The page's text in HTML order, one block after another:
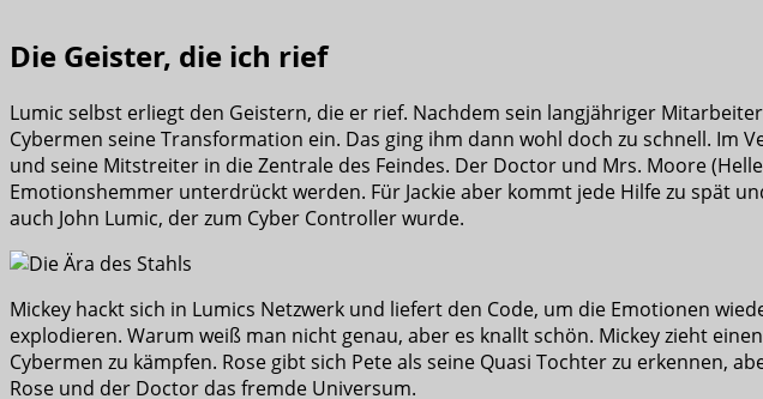
Die Geister, die ich rief
Lumic selbst erliegt den Geistern, die er rief. Nachdem sein langjähriger
Cybermen seine Transformation ein. Das ging ihm dann wohl doch zu schnell. Im
und seine Mitstreiter in die Zentrale des Feindes. Der Doctor und Mrs. Moore
Emotionshemmer unterdrückt werden. Für Jackie aber kommt jede Hilfe zu spät
auch John Lumic, der zum Cyber Controller wurde.
Mickey hackt sich in Lumics Netzwerk und liefert den Code, um die Emotionen
explodieren. Warum weiß man nicht genau, aber es knallt schön. Mickey zieht
Cybermen zu kämpfen. Rose gibt sich Pete als seine Quasi Tochter zu erkennen,
Rose und der Doctor das fremde Universum.